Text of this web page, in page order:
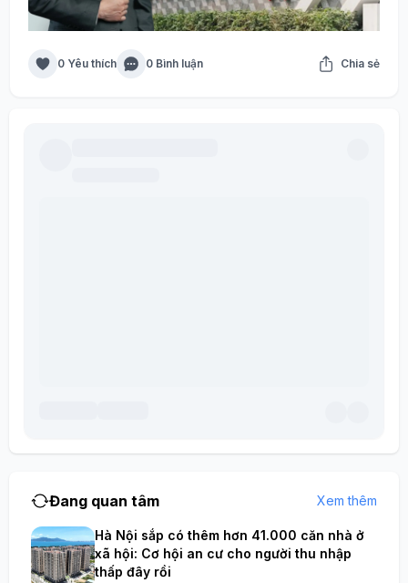
0 Yêu thích 0 Bình luận Chia sẻ
Đang quan tâm Xem thêm
Hà Nội sắp có thêm hơn 41.000 căn nhà ở
xã hội: Cơ hội an cư cho người thu nhập
thấp đây rồi